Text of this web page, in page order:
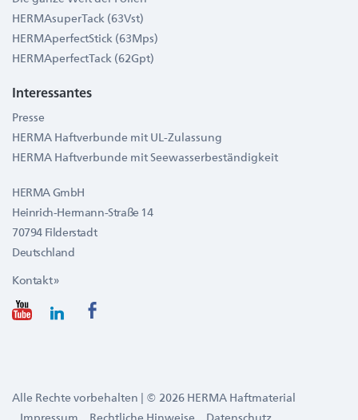
HERMAsuperTack (63Vst)
HERMAperfectStick (63Mps)
HERMAperfectTack (62Gpt)
Interessantes
Presse
HERMA Haftverbunde mit UL-Zulassung
HERMA Haftverbunde mit Seewasserbeständigkeit
HERMA GmbH
Heinrich-Hermann-Straße 14
70794 Filderstadt
Deutschland
Kontakt »
Alle Rechte vorbehalten | © 2026 HERMA Haftmaterial